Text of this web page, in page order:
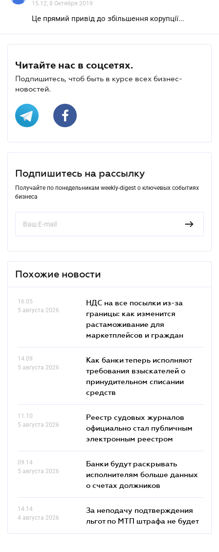
15.12, 8 Октября 2019
Це прямий привід до збільшення корупції...
Читайте нас в соцсетях.
Подпишитесь, чтоб быть в курсе всех бизнес-
новостей.
Подпишитесь на рассылку
Получайте по понедельникам weekly-digest о ключевых событиях
бизнеса
Похожие новости
16.05
5 августа 2026
НДС на все посылки из-за
границы: как изменится
растаможивание для
маркетплейсов и граждан
14.09
5 августа 2026
Как банки теперь исполняют
требования взыскателей о
принудительном списании
средств
11.10
5 августа 2026
Реестр судовых журналов
официально стал публичным
электронным реестром
09.14
5 августа 2026
Банки будут раскрывать
исполнителям больше данных
о счетах должников
14.14
4 августа 2026
За неподачу подтверждения
льгот по МТП штрафа не будет